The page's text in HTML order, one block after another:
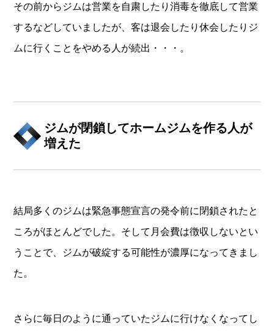
その前からジムは営業を自粛したり消毒を徹底して営業
するなどしていましたが、客は退会したり休会したりジ
ムに行くことをやめる人が続出・・・。
ジムが閉鎖してホームジムを作る人が
増えた
結局多くのジムは緊急事態宣言の発令前に閉鎖されたと
ころがほとんどでした。そして月会費は徴収しないとい
うことで、ジムが破綻する可能性が濃厚になってきまし
た。
さらに毎日のように通っていたジムに行けなくなってし